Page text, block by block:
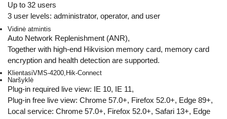
Up to 32 users
3 user levels: administrator, operator, and user
Vidinė atmintis
Auto Network Replenishment (ANR),
Together with high-end Hikvision memory card, memory card
encryption and health detection are supported.
KlientasiVMS-4200,Hik-Connect
Naršyklė
Plug-in required live view: IE 10, IE 11,
Plug-in free live view: Chrome 57.0+, Firefox 52.0+, Edge 89+,
Local service: Chrome 57.0+, Firefox 52.0+, Safari 13+, Edge